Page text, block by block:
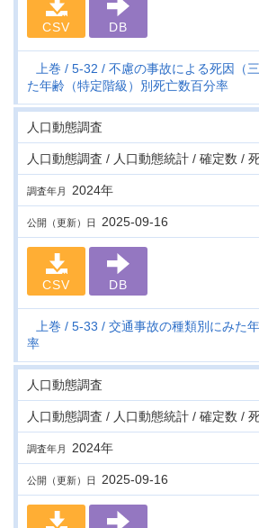
CSV DB
上巻 5-32
不慮の事故による死因（
た年齢（特定階級）別死亡数百分率
人口動態調査
人口動態調査 / 人口動態統計 / 確定数 /
調査年月 2024年
公開（更新）日 2025-09-16
CSV DB
上巻 5-33
交通事故の種類別にみた
率
人口動態調査
人口動態調査 / 人口動態統計 / 確定数 /
調査年月 2024年
公開（更新）日 2025-09-16